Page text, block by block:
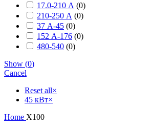
17.0-210 А (0)
210-250 А (0)
37 А-45 (0)
152 А-176 (0)
480-540 (0)
Show (0)
Cancel
Reset all×
45 кВт×
Home X100